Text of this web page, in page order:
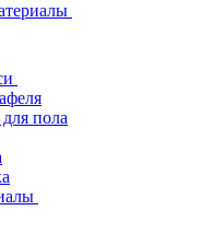
пола